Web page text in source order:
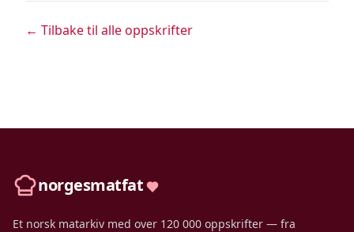
← Tilbake til alle oppskrifter
norgesmatfat
Et norsk matarkiv med over 120 000 oppskrifter — fra